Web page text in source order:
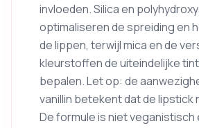
invloeden. Silica en
optimaliseren de spreiding en
de lippen, terwijl mica en de
kleurstoffen de uiteindelijke
bepalen. Let op: de
vanillin betekent dat de lipstick
De formule is niet veganistisch